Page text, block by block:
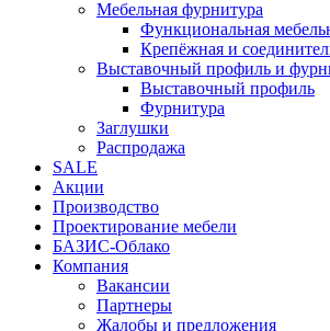
Мебельная фурнитура
Функциональная
Крепёжная и
Выставочный профиль и
Выставочный профиль
Фурнитура
Заглушки
Распродажа
SALE
Акции
Производство
Проектирование мебели
БАЗИС-Облако
Компания
Вакансии
Партнеры
Жалобы и предложения